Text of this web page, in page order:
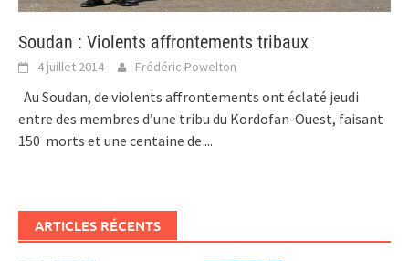
Soudan : Violents affrontements tribaux
4 juillet 2014 Frédéric Powelton
Au Soudan, de violents affrontements ont éclaté jeudi
entre des membres d’une tribu du Kordofan-Ouest, faisant
150 morts et une centaine de ...
ARTICLES RÉCENTS